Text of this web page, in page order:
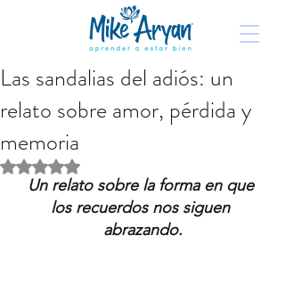
Las sandalias del adiós: un
relato sobre amor, pérdida y
memoria
Obtuvo NaN de 5 estrellas.
Un relato sobre la forma en que
los recuerdos nos siguen
abrazando.